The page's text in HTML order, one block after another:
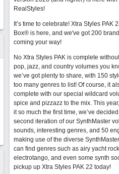
RealStyles!
It’s time to celebrate! Xtra Styles PAK
Box® is here, and we've got 200
coming your way!
No Xtra Styles PAK is complete
pop, jazz, and country volumes you
we’ve got plenty to share, with 150
too many genres to list! Of course, it
complete with our special wildcard
spice and pizzazz to the mix. This
it so much the first time, we’ve
second iteration of our SynthMaster
sounds, interesting genres, and 50
making use of the diverse
can find genres such as airy yacht
electrotango, and even some synth
pickup up Xtra Styles PAK 22 today!